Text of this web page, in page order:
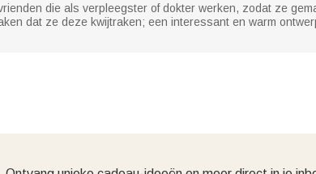
die als verpleegster of dokter werken, zodat ze
dat ze deze kwijtraken; een interessant en warm